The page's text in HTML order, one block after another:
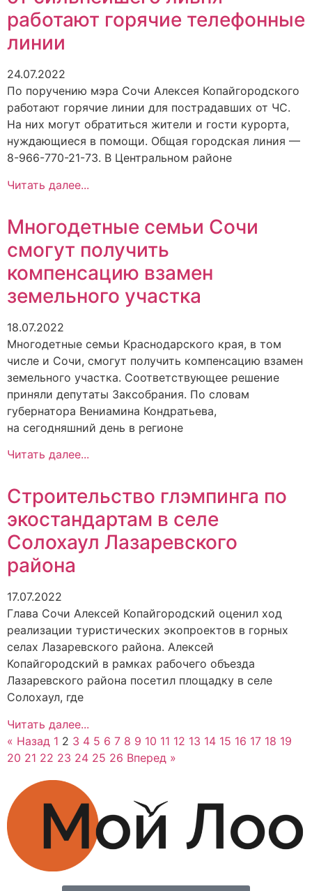
работают горячие телефонные
линии
24.07.2022
По поручению мэра Сочи Алексея Копайгородского
работают горячие линии для пострадавших от ЧС.
На них могут обратиться жители и гости курорта,
нуждающиеся в помощи. Общая городская линия —
8-966-770-21-73. В Центральном районе
Читать далее...
Многодетные семьи Сочи
смогут получить
компенсацию взамен
земельного участка
18.07.2022
Многодетные семьи Краснодарского края, в том
числе и Сочи, смогут получить компенсацию взамен
земельного участка. Соответствующее решение
приняли депутаты Заксобрания. По словам
губернатора Вениамина Кондратьева,
на сегодняшний день в регионе
Читать далее...
Строительство глэмпинга по
экостандартам в селе
Солохаул Лазаревского
района
17.07.2022
Глава Сочи Алексей Копайгородский оценил ход
реализации туристических экопроектов в горных
селах Лазаревского района. Алексей
Копайгородский в рамках рабочего объезда
Лазаревского района посетил площадку в селе
Солохаул, где
Читать далее...
« Назад 1 2 3 4 5 6 7 8 9 10 11 12 13 14 15 16 17 18 19
20 21 22 23 24 25 26 Вперед »